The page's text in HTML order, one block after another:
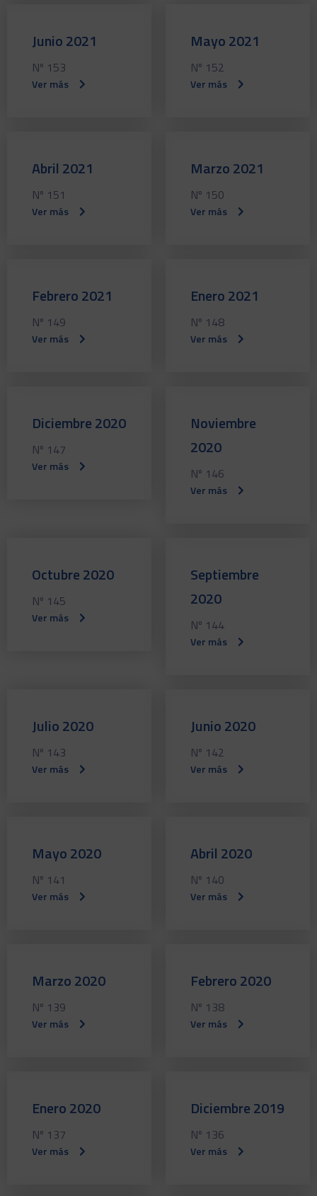
Junio 2021
Nº 153
Ver más
Mayo 2021
Nº 152
Ver más
Abril 2021
Nº 151
Ver más
Marzo 2021
Nº 150
Ver más
Febrero 2021
Nº 149
Ver más
Enero 2021
Nº 148
Ver más
Diciembre 2020
Nº 147
Ver más
Noviembre
2020
Nº 146
Ver más
Octubre 2020
Nº 145
Ver más
Septiembre
2020
Nº 144
Ver más
Julio 2020
Nº 143
Ver más
Junio 2020
Nº 142
Ver más
Mayo 2020
Nº 141
Ver más
Abril 2020
Nº 140
Ver más
Marzo 2020
Nº 139
Ver más
Febrero 2020
Nº 138
Ver más
Enero 2020
Nº 137
Ver más
Diciembre 2019
Nº 136
Ver más